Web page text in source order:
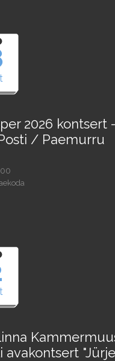
2026 kontsert
/ Paemurru
avakontsert